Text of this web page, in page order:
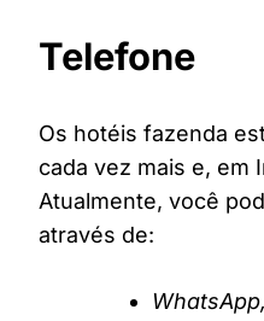
Telefone
Os hotéis fazenda
cada vez mais e, em
Atualmente, você
através de:
WhatsApp,